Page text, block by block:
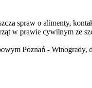
spraw o alimenty,
w prawie cywilnym ze
Poznań - Winogrady,